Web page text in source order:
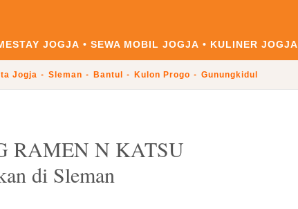
JOGJA SEWA MOBIL JOGJA KULINER JOGJA
Jogja Sleman Bantul Kulon Progo Gunungkidul
RAMEN N KATSU
di Sleman